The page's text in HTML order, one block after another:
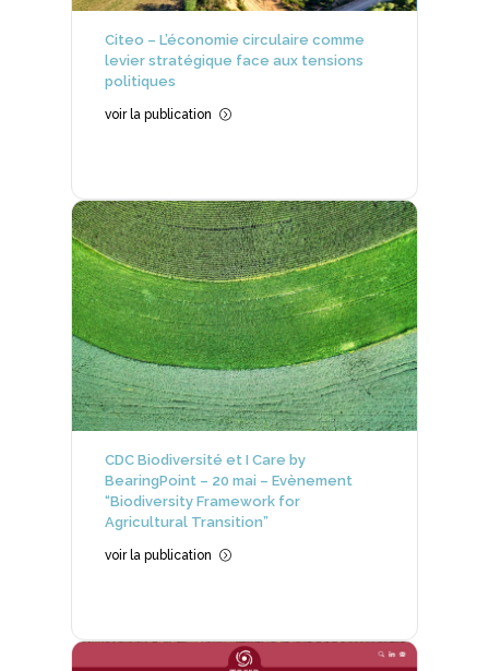
Citeo – L’économie circulaire comme
levier stratégique face aux tensions
politiques
voir la publication =
CDC Biodiversité et I Care by
BearingPoint – 20 mai – Evènement
“Biodiversity Framework for
Agricultural Transition”
voir la publication =